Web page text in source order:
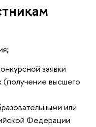
заявки
(получение высшего
или
Федерации